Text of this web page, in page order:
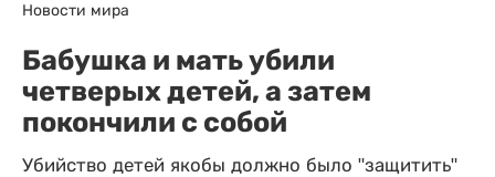
Новости мира
Бабушка и мать убили
четверых детей, а затем
покончили с собой
Убийство детей якобы должно было "защитить"